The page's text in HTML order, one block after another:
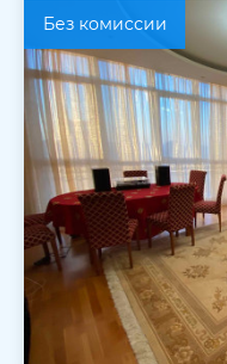
Без комиссии